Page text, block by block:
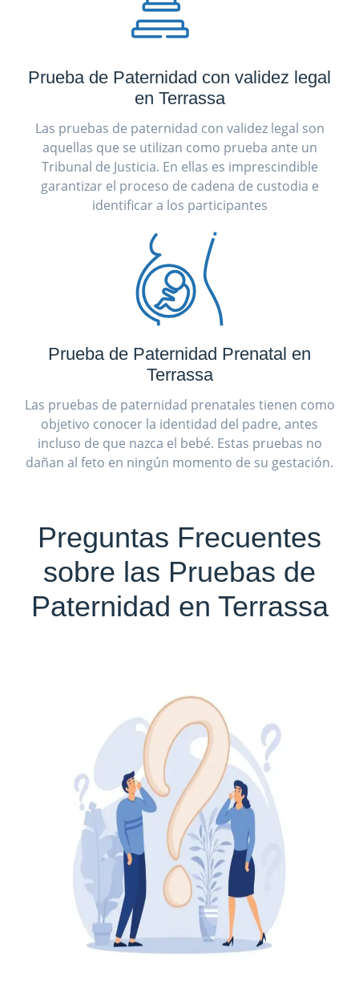
Prueba de Paternidad con validez legal
en Terrassa
Las pruebas de paternidad con validez legal son
aquellas que se utilizan como prueba ante un
Tribunal de Justicia. En ellas es imprescindible
garantizar el proceso de cadena de custodia e
identificar a los participantes
Prueba de Paternidad Prenatal en
Terrassa
Las pruebas de paternidad prenatales tienen como
objetivo conocer la identidad del padre, antes
incluso de que nazca el bebé. Estas pruebas no
dañan al feto en ningún momento de su gestación.
Preguntas Frecuentes
sobre las Pruebas de
Paternidad en Terrassa